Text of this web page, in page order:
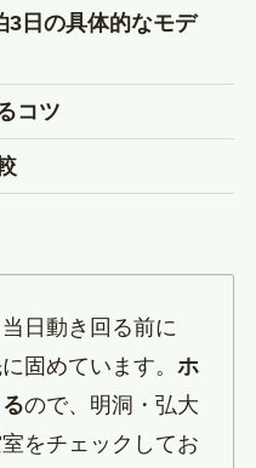
3日の具体的なモデ
コツ
日動き回る前に
固めています。ホ
ので、明洞・弘大
をチェックしてお